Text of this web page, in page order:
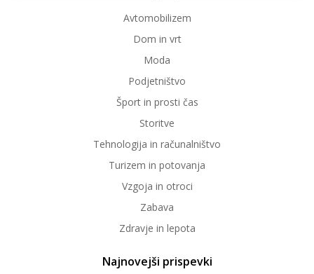
Avtomobilizem
Dom in vrt
Moda
Podjetništvo
Šport in prosti čas
Storitve
Tehnologija in računalništvo
Turizem in potovanja
Vzgoja in otroci
Zabava
Zdravje in lepota
Najnovejši prispevki